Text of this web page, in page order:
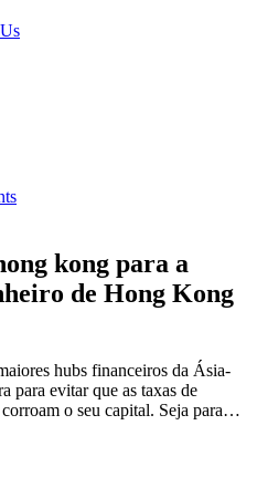
kong para a
de Hong Kong
hubs financeiros da Ásia-
para evitar que as taxas de
o seu capital. Seja para…